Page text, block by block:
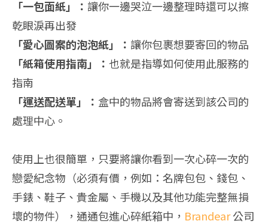
「一包面紙」： 讓你一邊哭泣一邊整理時還可以擦
乾眼淚再出發
「愛心圖案的泡泡紙」： 讓你包裹想要寄回的物品
「紙箱使用指南」： 也就是指導如何使用此服務的
指南
「運送配送單」： 盒中的物品將會寄送到該公司的
處理中心。
使用上也很簡單，只要將讓你看到一次心碎一次的
戀愛紀念物（必須有價，例如：名牌包包、錢包、
手錶、鞋子、貴金屬、手機以及其他功能完整無損
壞的物件），通通包進心碎紙箱中， Brandear公司